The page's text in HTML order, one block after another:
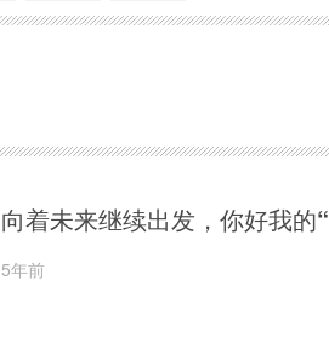
向着未来继续出发，你好我的
5年前